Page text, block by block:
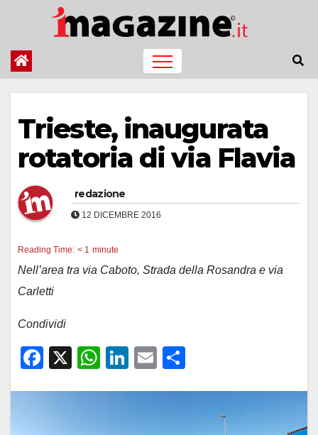
contenuto
Trieste, inaugurata
rotatoria di via Flavia
redazione
12 DICEMBRE 2016
Reading Time: < 1 minute
Nell’area tra via Caboto, Strada della Rosandra e via
Carletti
Condividi
F
X
W
Li
E